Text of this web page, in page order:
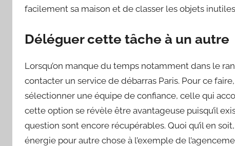
facilement sa maison et de classer les objets
Déléguer cette tâche à un autre
Lorsqu’on manque du temps notamment dans le
contacter un service de débarras Paris. Pour ce
sélectionner une équipe de confiance, celle qui
cette option se révèle être avantageuse puisqu’il
question sont encore récupérables. Quoi qu’il en
énergie pour autre chose à l’exemple de